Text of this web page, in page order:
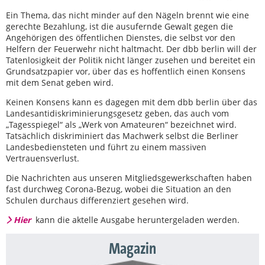
Ein Thema, das nicht minder auf den Nägeln brennt wie eine
gerechte Bezahlung, ist die ausufernde Gewalt gegen die
Angehörigen des öffentlichen Dienstes, die selbst vor den
Helfern der Feuerwehr nicht haltmacht. Der dbb berlin will der
Tatenlosigkeit der Politik nicht länger zusehen und bereitet ein
Grundsatzpapier vor, über das es hoffentlich einen Konsens
mit dem Senat geben wird.
Keinen Konsens kann es dagegen mit dem dbb berlin über das
Landesantidiskriminierungsgesetz geben, das auch vom
„Tagesspiegel“ als „Werk von Amateuren“ bezeichnet wird.
Tatsächlich diskriminiert das Machwerk selbst die Berliner
Landesbediensteten und führt zu einem massiven
Vertrauensverlust.
Die Nachrichten aus unseren Mitgliedsgewerkschaften haben
fast durchweg Corona-Bezug, wobei die Situation an den
Schulen durchaus differenziert gesehen wird.
Hierkann die aktelle Ausgabe heruntergeladen werden.
Magazin